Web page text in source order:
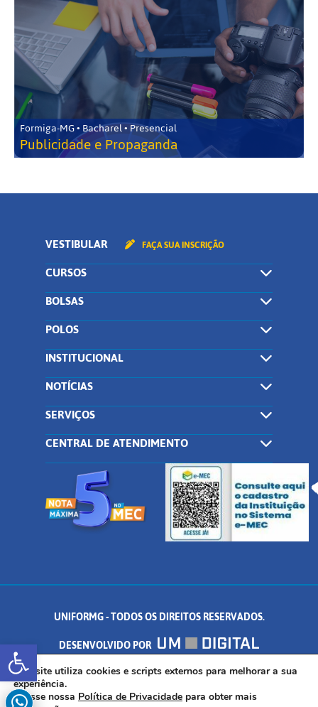
Abrir a barra de ferramentas
Formiga-MG • Bacharel • Presencial
Publicidade e Propaganda
VESTIBULAR FAÇA SUA INSCRIÇÃO
CURSOS
BOLSAS
POLOS
INSTITUCIONAL
NOTÍCIAS
SERVIÇOS
CENTRAL DE ATENDIMENTO
UNIFORMG - TODOS OS DIREITOS RESERVADOS.
DESENVOLVIDO POR
AV. DR. ARNALDO DE SENNA, 328 - PALMEIRAS, FORMIGA/MG - CEP:
35.574.530
Este site utiliza cookies e scripts externos para melhorar a sua
experiência.
Acesse nossa Política de Privacidade para obter mais